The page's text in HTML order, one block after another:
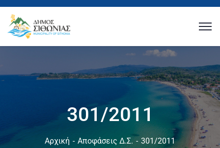
301/2011
Αρχική Αποφάσεις Δ.Σ. 301/2011